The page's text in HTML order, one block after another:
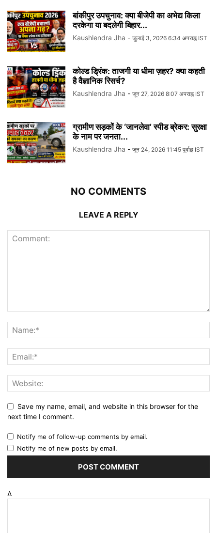
बांकीपुर उपचुनाव: क्या बीजेपी का अभेद्य किला
दरकेगा या बदलेगी बिहार...
Kaushlendra Jha - जुलाई 3, 2026 6:34 अपराह्न IST
कोल्ड ड्रिंक: ताजगी या धीमा ज़हर? क्या कहती
है वैज्ञानिक रिसर्च?
Kaushlendra Jha - जून 27, 2026 8:07 अपराह्न IST
ग्रामीण सड़कों के ‘जानलेवा’ स्पीड ब्रेकर: सुरक्षा
के नाम पर जनता...
Kaushlendra Jha - जून 24, 2026 11:45 पूर्वाह्न IST
NO COMMENTS
LEAVE A REPLY
Save my name, email, and website in this browser for the
next time I comment.
Notify me of follow-up comments by email.
Notify me of new posts by email.
Δ